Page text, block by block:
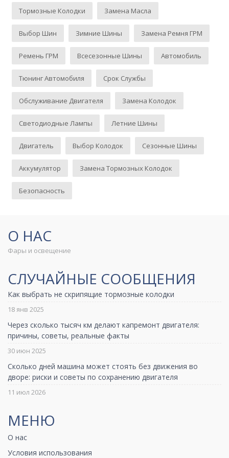
Тормозные Колодки Замена Масла
Выбор Шин Зимние Шины Замена Ремня ГРМ
Ремень ГРМ Всесезонные Шины Автомобиль
Тюнинг Автомобиля Срок Службы
Обслуживание Двигателя Замена Колодок
Светодиодные Лампы Летние Шины
Двигатель Выбор Колодок Сезонные Шины
Аккумулятор Замена Тормозных Колодок
Безопасность
О НАС
Фары и освещение
СЛУЧАЙНЫЕ СООБЩЕНИЯ
Как выбрать не скрипящие тормозные колодки
18 янв 2025
Через сколько тысяч км делают капремонт двигателя:
причины, советы, реальные факты
30 июн 2025
Сколько дней машина может стоять без движения во
дворе: риски и советы по сохранению двигателя
11 июл 2026
МЕНЮ
О нас
Условия использования